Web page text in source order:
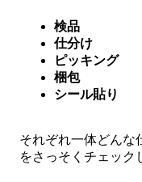
検品
仕分け
ピッキング
梱包
シール貼り
それぞれ一体どんな
をさっそくチェック